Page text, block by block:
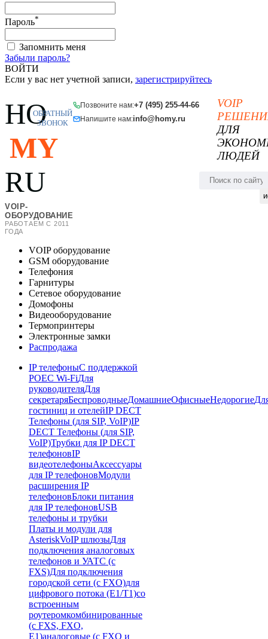
Пароль*
Запомнить меня
Забыли пароль?
ВОЙТИ
Если у вас нет учетной записи, зарегистрируйтесь
HO
MY
RU
VOIP-
ОБОРУДОВАНИЕ
РАБОТАЕМ С 2011
ГОДА
Позвоните нам:+7 (495) 255-44-66
Напишите нам:info@homy.ru
ОБРАТНЫЙ
ЗВОНОК
VOIP
ДЛЯ
ЛЮДЕЙ
VOIP оборудование
GSM оборудование
Телефония
Гарнитуры
Сетевое оборудование
Домофоны
Видеооборудование
Термопринтеры
Электронные замки
Распродажа
IP телефоныС поддержкой
POEC Wi-FiДля
руководителяДля
секретаряБеспроводныеДомашниеОфисныеНедорогие
гостиниц и отелейIP DECT
Телефоны (для SIP, VoIP)IP
DECT Телефоны (для SIP,
VoIP)Трубки для IP DECT
телефоновIP
видеотелефоныАксессуары
для IP телефоновМодули
расширения IP
телефоновБлоки питания
для IP телефоновUSB
телефоны и трубки
Платы и модули для
AsteriskVoIP шлюзыДля
подключения аналоговых
телефонов и УАТС (с
FXS)Для подключения
городской сети (с FXO)для
цифрового потока (E1/T1)со
встроенным
роутеромкомбинированные
(c FXS, FXO,
E1)аналоговые (с FXO и